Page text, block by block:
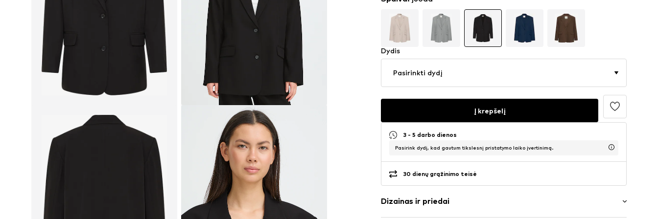
Dydis
Pasirinkti dydį
Į krepšelį
3 - 5 darbo dienos
Pasirink dydį, kad gautum tikslesnį pristatymo laiko įvertinimą.
30 dienų grąžinimo teisė
Dizainas ir priedai